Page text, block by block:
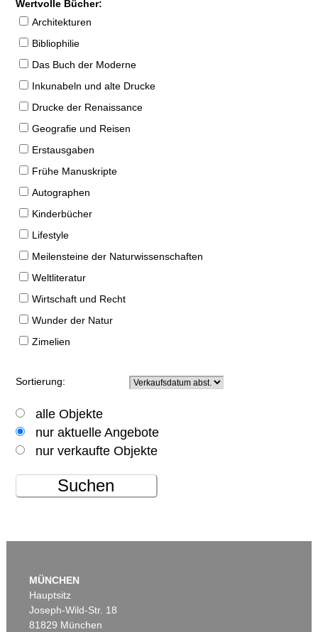
Wertvolle Bücher:
Architekturen
Bibliophilie
Das Buch der Moderne
Inkunabeln und alte Drucke
Drucke der Renaissance
Geografie und Reisen
Erstausgaben
Frühe Manuskripte
Autographen
Kinderbücher
Lifestyle
Meilensteine der Naturwissenschaften
Weltliteratur
Wirtschaft und Recht
Wunder der Natur
Zimelien
Sortierung:
alle Objekte
nur aktuelle Angebote
nur verkaufte Objekte
Suchen
MÜNCHEN
Hauptsitz
Joseph-Wild-Str. 18
81829 München